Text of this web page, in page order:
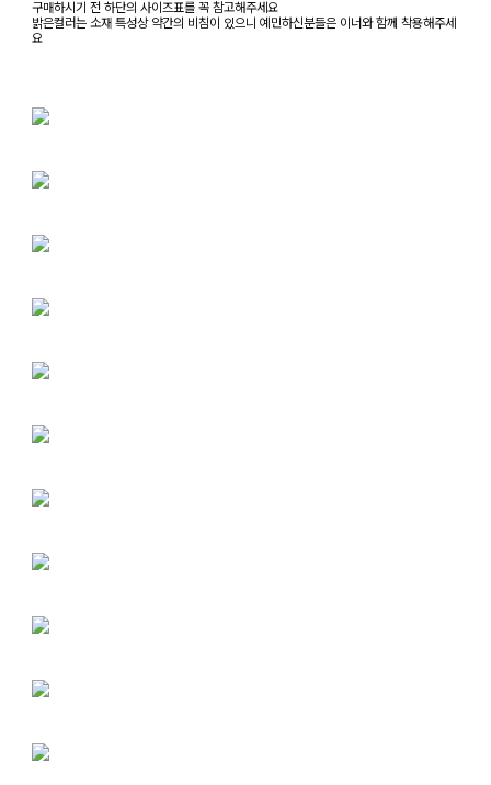
구매하시기 전 하단의 사이즈표를 꼭 참고해주세요
밝은컬러는 소재 특성상 약간의 비침이 있으니 예민하신분들은 이너와 함께 착용해주세
요